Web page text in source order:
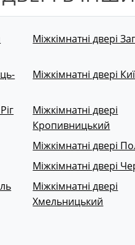
Міжкімнатні двері
Міжкімнатні двері
Міжкімнатні двері
Кропивницький
Міжкімнатні двері
Міжкімнатні двері
Міжкімнатні двері
Хмельницький